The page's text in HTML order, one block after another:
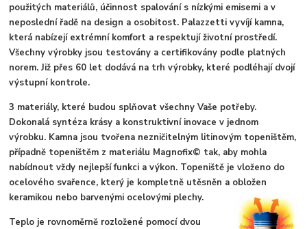
použitých materiálů, účinnost spalování s nízkými emisemi a v
neposlední řadě na design a osobitost. Palazzetti vyvíjí kamna,
která nabízejí extrémní komfort a respektují životní prostředí.
Všechny výrobky jsou testovány a certifikovány podle platných
norem. Již přes 60 let dodává na trh výrobky, které podléhají dvojí
výstupní kontrole.
3 materiály, které budou splňovat všechny Vaše potřeby.
Dokonalá syntéza krásy a konstruktivní inovace v jednom
výrobku. Kamna jsou tvořena nezničitelným litinovým topeništěm,
případně topeništěm z materiálu Magnofix© tak, aby mohla
nabídnout vždy nejlepší funkci a výkon. Topeniště je vloženo do
ocelového svařence, který je kompletně utěsněn a obložen
keramikou nebo barvenými ocelovými plechy.
Teplo je rovnoměrně rozložené pomocí dvou